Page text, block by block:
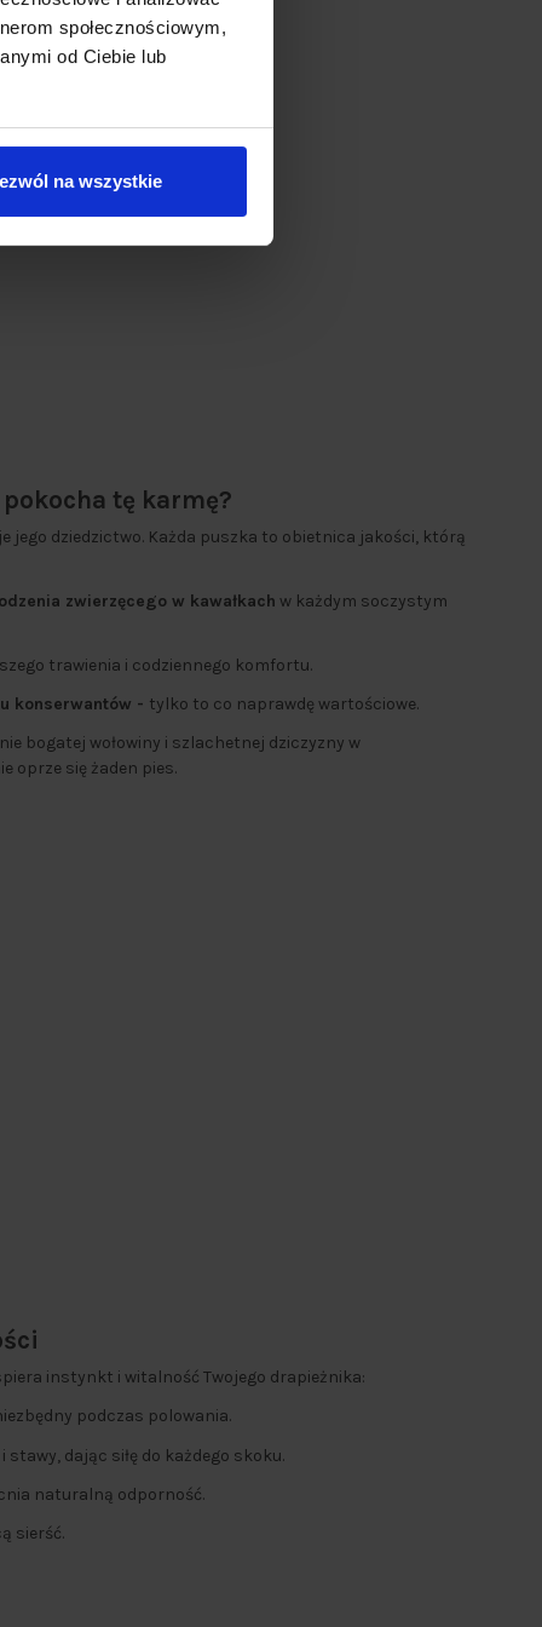
społecznościowym,
od Ciebie lub
na wszystkie
pokocha tę karmę?
jego dziedzictwo. Każda puszka to obietnica jakości, którą
zwierzęcego w kawałkach w każdym soczystym
trawienia i codziennego komfortu.
konserwantów - tylko to co naprawdę wartościowe.
bogatej wołowiny i szlachetnej dziczyzny w
oprze się żaden pies.
instynkt i witalność Twojego drapieżnika:
podczas polowania.
stawy, dając siłę do każdego skoku.
naturalną odporność.
sierść.